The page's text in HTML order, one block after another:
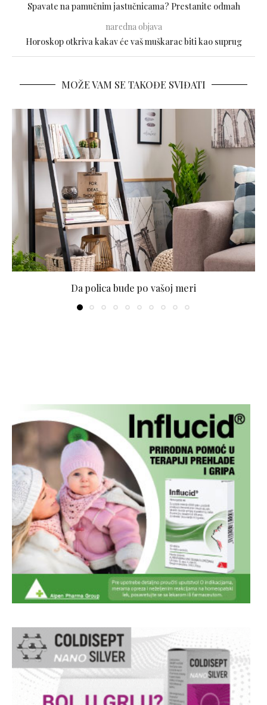
Spavate na pamučnim jastučnicama? Prestanite odmah
naredna objava
Horoskop otkriva kakav će vaš muškarac biti kao suprug
MOŽE VAM SE TAKOĐE SVIĐATI
Da polica bude po vašoj meri